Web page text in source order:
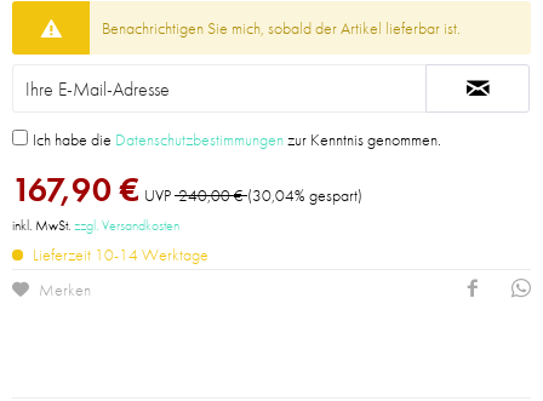
Benachrichtigen Sie mich, sobald der Artikel lieferbar ist.
Ich habe die Datenschutzbestimmungenzur Kenntnis genommen.
167,90 € UVP240,00 €(30,04% gespart)
inkl. MwSt.zzgl. Versandkosten
Lieferzeit 10-14 Werktage
Merken